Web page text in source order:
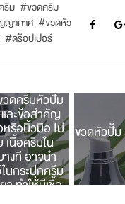
รีม #ขวดครีม
ญากาศ #ขวดหัว
#ดร็อปเปอร์
ขวดหัวปั้ม
วดครีมหัวปั๊ม
ละข้อสำคัญ
หรือนิ้วมือ ไม่
นื้อครีมใน
างที อาจนำ
ในกระปุกครีม
า ทำให้มีเชื้อ